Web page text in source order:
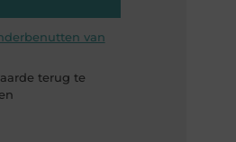
van
terug te